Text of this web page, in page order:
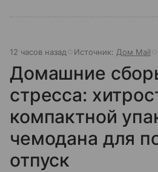
12 часов назад Источник: Дом Mail
Домашние
стресса:
компактной
чемодана для
отпуск